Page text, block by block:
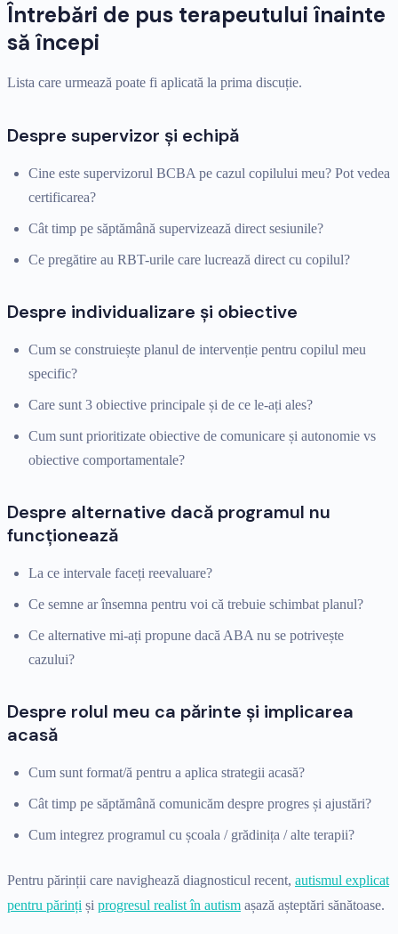
Întrebări de pus terapeutului înainte
să începi
Lista care urmează poate fi aplicată la prima discuție.
Despre supervizor și echipă
Cine este supervizorul BCBA pe cazul copilului meu? Pot vedea
certificarea?
Cât timp pe săptămână supervizează direct sesiunile?
Ce pregătire au RBT-urile care lucrează direct cu copilul?
Despre individualizare și obiective
Cum se construiește planul de intervenție pentru copilul meu
specific?
Care sunt 3 obiective principale și de ce le-ați ales?
Cum sunt prioritizate obiective de comunicare și autonomie vs
obiective comportamentale?
Despre alternative dacă programul nu
funcționează
La ce intervale faceți reevaluare?
Ce semne ar însemna pentru voi că trebuie schimbat planul?
Ce alternative mi-ați propune dacă ABA nu se potrivește
cazului?
Despre rolul meu ca părinte și implicarea
acasă
Cum sunt format/ă pentru a aplica strategii acasă?
Cât timp pe săptămână comunicăm despre progres și ajustări?
Cum integrez programul cu școala / grădinița / alte terapii?
Pentru părinții care navighează diagnosticul recent, autismul explicat
pentru părinți și progresul realist în autism așază așteptări sănătoase.